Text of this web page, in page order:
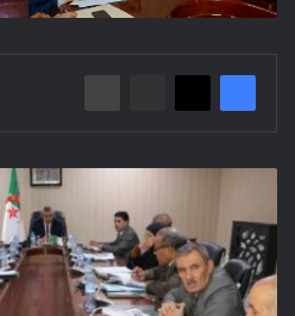
لدراسة
وضعية
المناطق
الصناعية